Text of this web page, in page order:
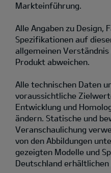
Markteinführung.
Alle Angaben zu Design,
Spezifikationen auf
allgemeinen
Produkt abweichen.
Alle technischen Daten
voraussichtliche
Entwicklung und
ändern. Statische und
Veranschaulichung
von den Abbildungen
gezeigten Modelle und
Deutschland